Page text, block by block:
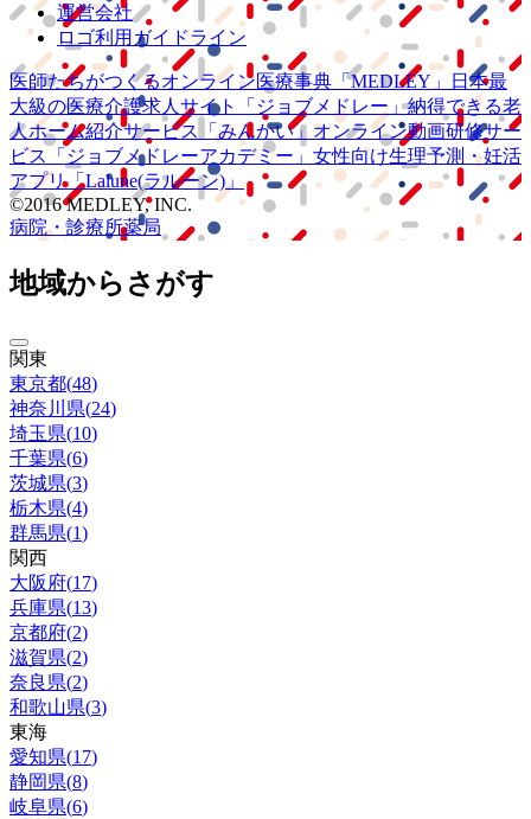
運営会社
ロゴ利用ガイドライン
医師たちがつくるオンライン医療事典 「MEDLEY」
日本最
大級の医療介護求人サイト 「ジョブメドレー」納得できる老
人ホーム紹介サービス
「みんかい」 オンライン動画研修サー
ビス
「ジョブメドレーアカデミー」 女性向け生理予測・妊活
アプリ「Lalune(ラルーン)」
©2016 MEDLEY, INC.
病院・診療所薬局
地域からさがす
関東
東京都(48)
神奈川県(24)
埼玉県(10)
千葉県(6)
茨城県(3)
栃木県(4)
群馬県(1)
関西
大阪府(17)
兵庫県(13)
京都府(2)
滋賀県(2)
奈良県(2)
和歌山県(3)
東海
愛知県(17)
静岡県(8)
岐阜県(6)